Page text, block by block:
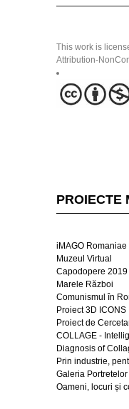
This work is
Attribution-
PROIECTE
iMAGO Romaniae
Muzeul Virtual
Capodopere 2019
Marele Război
Comunismul în
Proiect 3D ICONS
Proiect de
COLLAGE -
Diagnosis of
Prin industrie,
Galeria Portretelor
Oameni, locuri și